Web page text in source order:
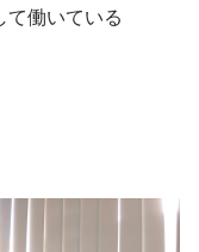
て働いている